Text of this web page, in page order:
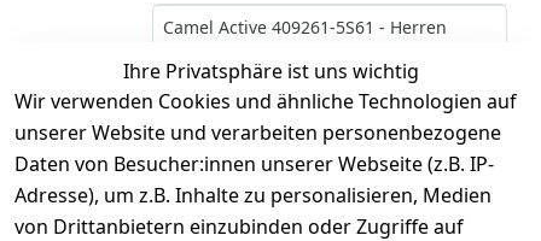
-36%
Camel Active 409261-5S61 - Herren
Lässiges Herren Karo-Kurzarmshirt von Camel
Active
ab 44,95 €*
69,95 €
Optionen anzeigen
Ihre Privatsphäre ist uns wichtig
Wir verwenden Cookies und ähnliche Technologien auf
unserer Website und verarbeiten personenbezogene
Daten von Besucher:innen unserer Webseite (z.B. IP-
Adresse), um z.B. Inhalte zu personalisieren, Medien
von Drittanbietern einzubinden oder Zugriffe auf